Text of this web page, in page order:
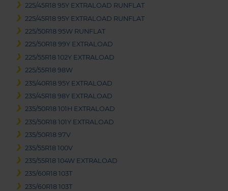
225/45R18 95Y EXTRALOAD RUNFLAT
225/45R18 95Y EXTRALOAD RUNFLAT
225/50R18 95W RUNFLAT
225/50R18 99Y EXTRALOAD
225/55R18 102Y EXTRALOAD
225/55R18 98W
235/40R18 95Y EXTRALOAD
235/45R18 98Y EXTRALOAD
235/50R18 101H EXTRALOAD
235/50R18 101Y EXTRALOAD
235/50R18 97V
235/55R18 100V
235/55R18 104W EXTRALOAD
235/60R18 103T
235/60R18 103T